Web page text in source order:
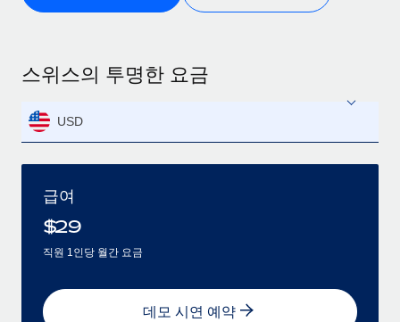
스위스의 투명한 요금
USD
급여
$29
직원 1인당 월간 요금
데모 시연 예약